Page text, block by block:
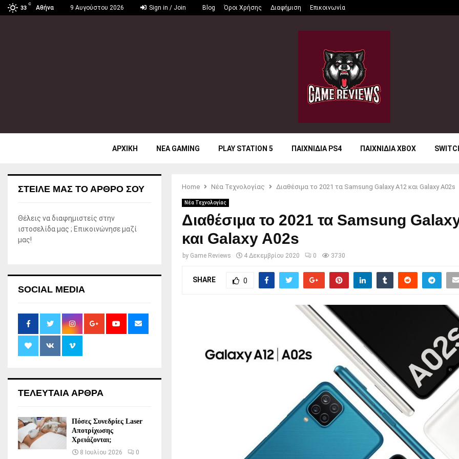
33
C
Αθήνα 9 Αυγούστου 2026 Sign in / Join Blog Όροι Χρήσης Διαφήμιση Επικοινωνία
ΑΡΧΙΚΗ ΝΕΑ GAMING PLAY STATION 5 ΠΑΙΧΝΙΔΙΑ PS4 ΠΑΙΧΝΙΔΙΑ XBOX
Home Νέα Τεχνολογίας Διαθέσιμα το 2021 τα Samsung Galaxy A12 και Galaxy A02s
Νέα Τεχνολογίας
Διαθέσιμα το 2021 τα Samsung
και Galaxy A02s
by Game Reviews 4 Δεκεμβρίου 2020 0 3730
SHARE 0
ΣΤΕΊΛΕ ΜΑΣ ΤΟ ΆΡΘΡΟ ΣΟΥ
Θέλεις να διαφημιστείς στην
ιστοσελίδα μας ; Επικοινώνησε μαζί
μας!
SOCIAL MEDIA
ΤΕΛΕΥΤΑΙΑ ΑΡΘΡΑ
Πόσες Συνεδρίες Laser
Αποτρίχωσης
Χρειάζονται;
8 Ιουλίου 2026 0